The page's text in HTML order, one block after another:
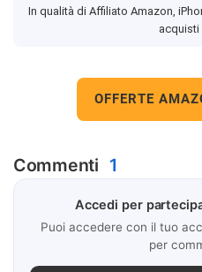
In qualità di Affiliato Amazon,
acquisti
OFFERTE
Commenti 1
Accedi per
Puoi accedere con il tuo
per